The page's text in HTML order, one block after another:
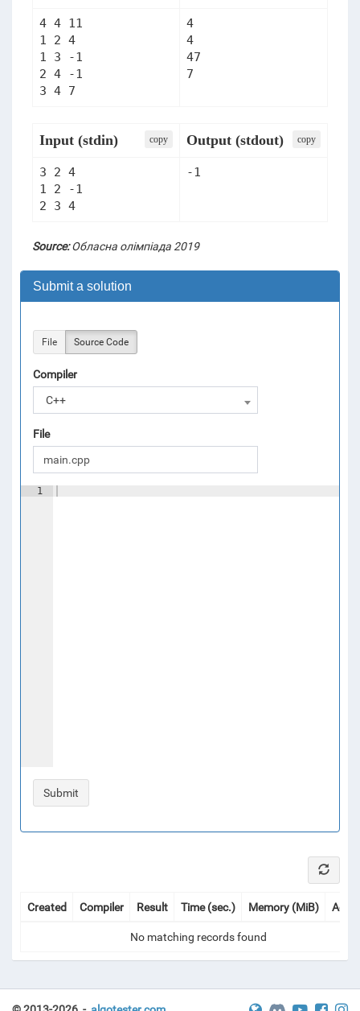
4 4 11
1 2 4
1 3 -1
2 4 -1
4
4
47
Input (stdin) сopy Output (stdout) сopy
3 2 4
1 2 -1
2 3 4
-1
Source:Обласна олімпіада 2019
Submit a solution
File Source Code
Compiler
C++
File
1
Created Compiler Result Time (sec.) Memory (MiB)
No matching records found